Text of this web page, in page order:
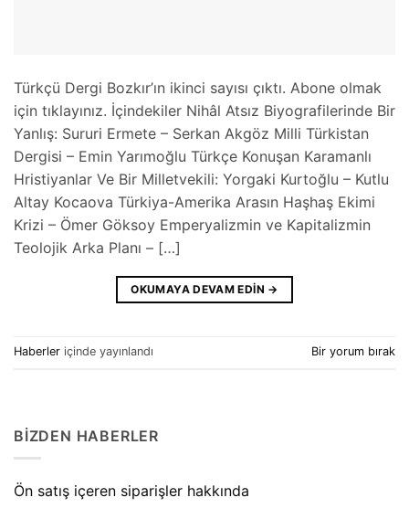
Türkçü Dergi Bozkır’ın ikinci sayısı çıktı. Abone olmak
için tıklayınız. İçindekiler Nihâl Atsız Biyografilerinde Bir
Yanlış: Sururi Ermete – Serkan Akgöz Milli Türkistan
Dergisi – Emin Yarımoğlu Türkçe Konuşan Karamanlı
Hristiyanlar Ve Bir Milletvekili: Yorgaki Kurtoğlu – Kutlu
Altay Kocaova Türkiya-Amerika Arasın Haşhaş Ekimi
Krizi – Ömer Göksoy Emperyalizmin ve Kapitalizmin
Teolojik Arka Planı – […]
OKUMAYA DEVAM EDIN →
Haberler içinde yayınlandı Bir yorum bırak
BIZDEN HABERLER
Ön satış içeren siparişler hakkında